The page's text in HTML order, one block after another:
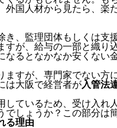
国人材から見たら、楽
、 監理団体もしくは支
が、給与の一部と織
るとなかなか安くな
すが、専門家でない
は大阪で経営者が入管法
しているため、受け入
しょうか？この部分は
る理由